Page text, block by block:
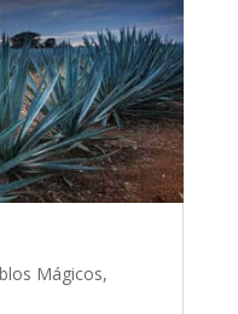
Mágicos,